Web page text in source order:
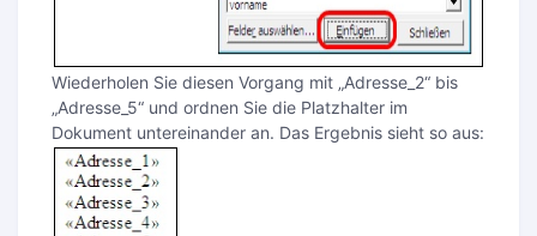
Wiederholen Sie diesen Vorgang mit „Adresse_2“ bis
„Adresse_5“ und ordnen Sie die Platzhalter im
Dokument untereinander an. Das Ergebnis sieht so aus: